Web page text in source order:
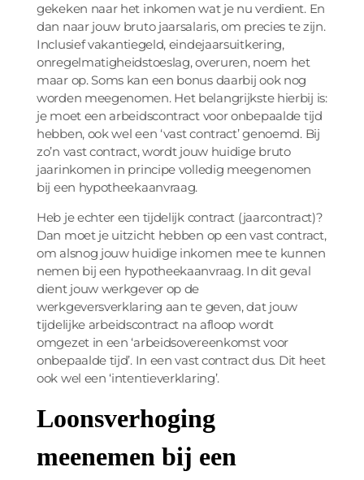
gekeken naar het inkomen wat je nu verdient. En
dan naar jouw bruto jaarsalaris, om precies te zijn.
Inclusief vakantiegeld, eindejaarsuitkering,
onregelmatigheidstoeslag, overuren, noem het
maar op. Soms kan een bonus daarbij ook nog
worden meegenomen. Het belangrijkste hierbij is:
je moet een arbeidscontract voor onbepaalde tijd
hebben, ook wel een ‘vast contract’ genoemd. Bij
zo’n vast contract, wordt jouw huidige bruto
jaarinkomen in principe volledig meegenomen
bij een hypotheekaanvraag.
Heb je echter een tijdelijk contract (jaarcontract)?
Dan moet je uitzicht hebben op een vast contract,
om alsnog jouw huidige inkomen mee te kunnen
nemen bij een hypotheekaanvraag. In dit geval
dient jouw werkgever op de
werkgeversverklaring aan te geven, dat jouw
tijdelijke arbeidscontract na afloop wordt
omgezet in een ‘arbeidsovereenkomst voor
onbepaalde tijd’. In een vast contract dus. Dit heet
ook wel een ‘intentieverklaring’.
Loonsverhoging
meenemen bij een